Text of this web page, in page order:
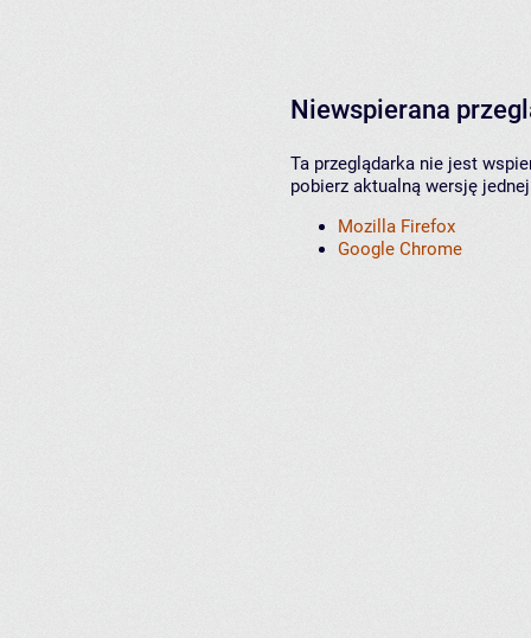
Niewspierana
Ta przeglądarka nie jest
pobierz aktualną wersję
Mozilla Firefox
Google Chrome